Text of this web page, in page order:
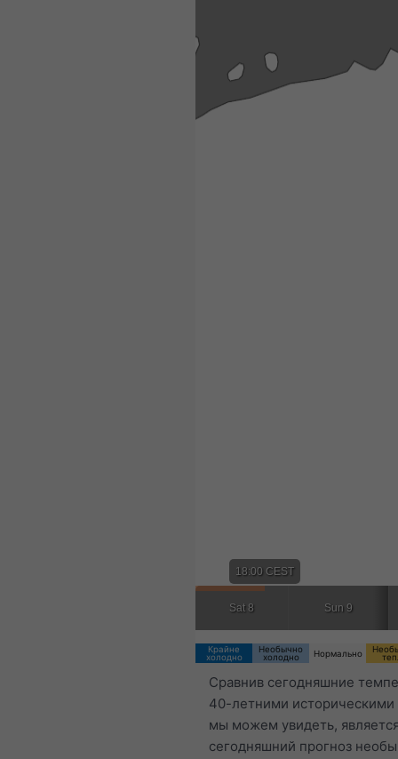
18:00 CEST
Sat 8 Sun 9
Крайне
холодно
Необычно
холодно
Нормально
Сравнив сегодняшние
40-летними
мы можем увидеть,
сегодняшний прогноз